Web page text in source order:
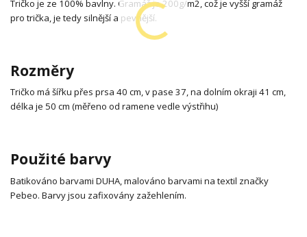
Tričko je ze 100% bavlny. Gramáž je 200g/m2, což je vyšší gramáž
pro trička, je tedy silnější a pevnější.
Rozměry
Tričko má šířku přes prsa 40 cm, v pase 37, na dolním okraji 41 cm,
délka je 50 cm (měřeno od ramene vedle výstřihu)
Použité barvy
Batikováno barvami DUHA, malováno barvami na textil značky
Pebeo. Barvy jsou zafixovány zažehlením.